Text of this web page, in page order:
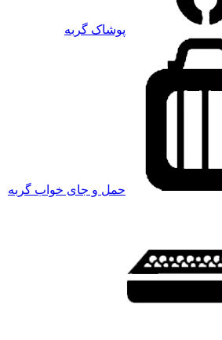
پوشاک گربه
حمل و جای خواب گربه